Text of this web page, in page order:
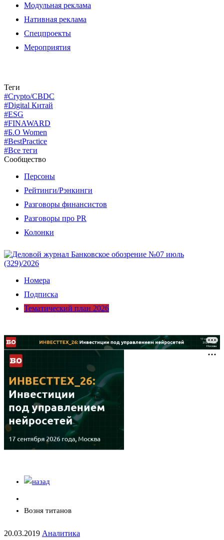
Модульная реклама
Нативная реклама
Спецпроекты
Мероприятия
Теги
#Crypto/CBDC
#Digital Китай
#ESG
#FINAWARD
#Б.О Women
#BestPractice
#Все теги
Сообщество
Персоны
Рейтинги/Рэнкинги
Разговоры финансистов
Разговоры про PR
Колонки
Номера
Подписка
Тематический план 2026
Возня титанов
20.03.2019 Аналитика